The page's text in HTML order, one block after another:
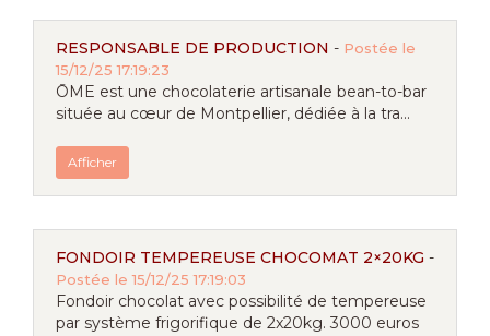
RESPONSABLE DE PRODUCTION - Postée le
15/12/25 17:19:23
ŌME est une chocolaterie artisanale bean-to-bar
située au cœur de Montpellier, dédiée à la tra...
Afficher
FONDOIR TEMPEREUSE CHOCOMAT 2×20KG -
Postée le 15/12/25 17:19:03
Fondoir chocolat avec possibilité de tempereuse
par système frigorifique de 2x20kg. 3000 euros